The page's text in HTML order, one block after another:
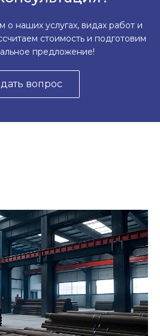
наших услугах, видах работ и
стоимость и подготовим
предложение!
вопрос